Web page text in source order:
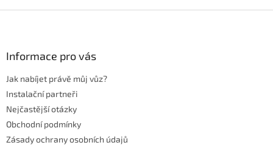
v
Informace pro vás
Jak nabíjet právě můj vůz?
Instalační partneři
Nejčastější otázky
Obchodní podmínky
Zásady ochrany osobních údajů